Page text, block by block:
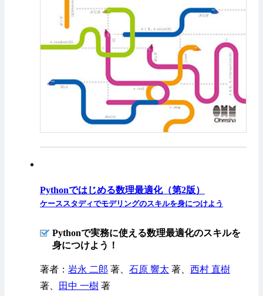
Pythonではじめる数理最適化（第2版）
ケーススタディでモデリングのスキルを身につけよう
Pythonで実務に使える数理最適化のスキルを
身につけよう！
著者： 岩永 二郎 著、 石原 響太 著、 西村 直樹
著、
田中 一樹 著